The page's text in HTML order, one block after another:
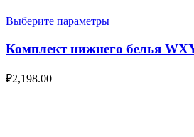
Выберите параметры
Комплект нижнего белья
₽2,198.00